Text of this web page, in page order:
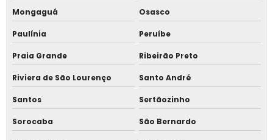
Sistema de controle de ponto
Sistema de controle de ponto biométrico
Sistema de marcação de ponto
Sistema de marcação de ponto eletrônico
Sistema de marcação de ponto online
Mongaguá Osasco
Paulínia Peruíbe
Praia Grande Ribeirão Preto
Riviera de São Lourenço Santo André
Santos Sertãozinho
Sorocaba São Bernardo